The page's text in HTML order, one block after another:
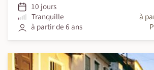
10 jours
Tranquille
à partir de 6 ans
à